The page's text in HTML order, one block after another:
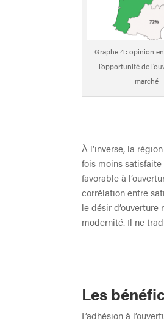
Graphe 4 : opinion
l’opportunité de
marché
À l’inverse, la
fois moins satisfaite
favorable à
corrélation entre
le désir
modernité. Il ne
Les
L’adhésion à